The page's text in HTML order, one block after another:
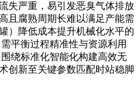
失严重，易引发恶臭气体排放
且腐熟周期长难以满足产能需
）降低成本提升机械化水平的
平衡过程精准性与资源利用
绕标准化智能化构建高效无
创新至关键参数匹配时站稳脚